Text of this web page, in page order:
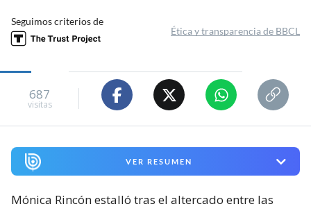
Seguimos criterios de
Ética y transparencia de BBCL
687
visitas
VER RESUMEN
Mónica Rincón estalló tras el altercado entre las